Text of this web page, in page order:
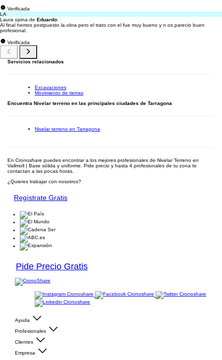
Verificada
LA
Laura opina de Eduardo:
Al final hemos postpuesto la obra pero el trato con el fue muy bueno y n os parecio buen
profesional.
Verificada
Servicios relacionados
Excavaciones
Movimiento de tierras
Encuentra Nivelar terreno en las principales ciudades de Tarragona
Nivelar terreno en Tarragona
En Cronoshare puedes encontrar a los mejores profesionales de Nivelar Terreno en
Vallmoll | Base sólida y uniforme. Pide precio y hasta 4 profesionales de tu zona te
contactan a las pocas horas.
¿Quieres trabajar con nosotros?
Regístrate Gratis
Pide Precio Gratis
Ayuda
Profesionales
Clientes
Empresa